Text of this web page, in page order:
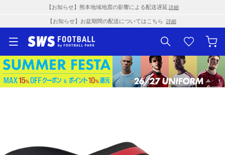
【お知らせ】熊本地域地震の影響による配送遅延 詳細
【お知らせ】お盆期間の配送についてはこちら 詳細